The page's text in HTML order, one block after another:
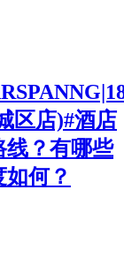
区店)#酒店
线？有哪些
何？